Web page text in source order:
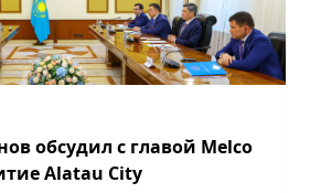
обсудил с главой Melco
Alatau City